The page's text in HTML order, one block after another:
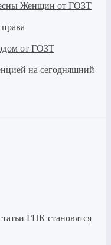
Женщин от ГОЗТ
от ГОЗТ
на сегодняшний
ГПК становятся